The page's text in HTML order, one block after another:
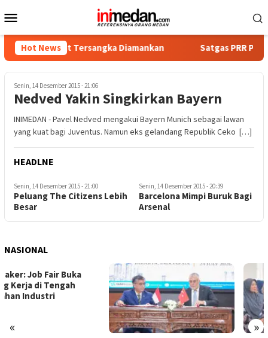
ke
Mobile
Hot News
Empat Tersangka Diamankan Satgas PRR Pacu
Senin, 14 Desember 2015 - 21:06
Nedved Yakin Singkirkan Bayern
INIMEDAN - Pavel Nedved mengakui Bayern Munich sebagai lawan
yang kuat bagi Juventus. Namun eks gelandang Republik Ceko […]
HEADLNE
Senin, 14 Desember 2015 - 21:00
Peluang The Citizens Lebih
Besar
Senin, 14 Desember 2015 - 20:39
Barcelona Mimpi Buruk Bagi
Arsenal
NASIONAL
« »